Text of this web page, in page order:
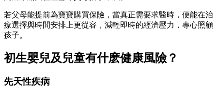
若父母能提前為寶寶購買保險，當真正需要求醫時，便能在治
療選擇與時間安排上更從容，減輕即時的經濟壓力，專心照顧
孩子。
初生嬰兒及兒童有什麽健康風險？
先天性疾病